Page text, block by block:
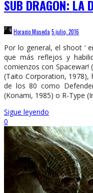
SUB DRAGON: LA
Horacio Maseda 5 julio, 2016
Por lo general, el shoot ‘
que más reflejos y
comienzos con Spacewar!
(Taito Corporation, 1978),
de los 80 como
(Konami, 1985) o R-Type
Sigue leyendo
0